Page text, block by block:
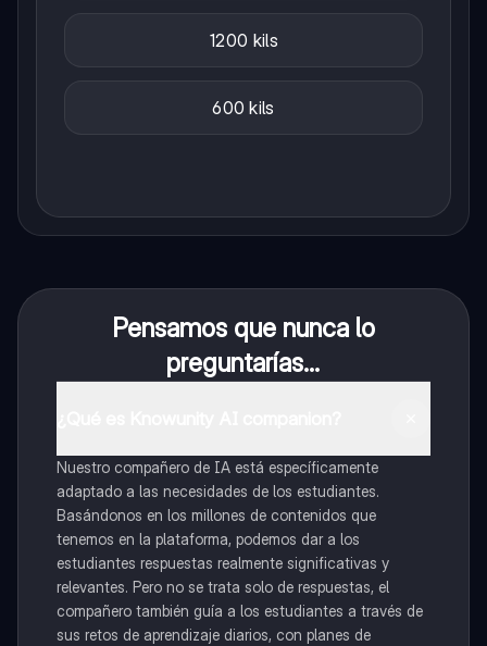
1200 kils
600 kils
Pensamos que nunca lo
preguntarías...
Nuestro compañero de IA está específicamente
adaptado a las necesidades de los estudiantes.
Basándonos en los millones de contenidos que
tenemos en la plataforma, podemos dar a los
estudiantes respuestas realmente significativas y
relevantes. Pero no se trata solo de respuestas, el
compañero también guía a los estudiantes a través de
sus retos de aprendizaje diarios, con planes de